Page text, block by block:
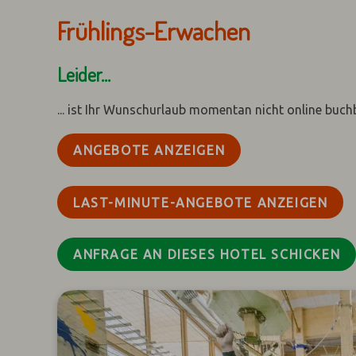
Frühlings-Erwachen
Leider...
... ist Ihr Wunschurlaub momentan nicht online
ANGEBOTE ANZEIGEN
LAST-MINUTE-ANGEBOTE ANZEIGEN
ANFRAGE AN DIESES HOTEL SCHICKEN